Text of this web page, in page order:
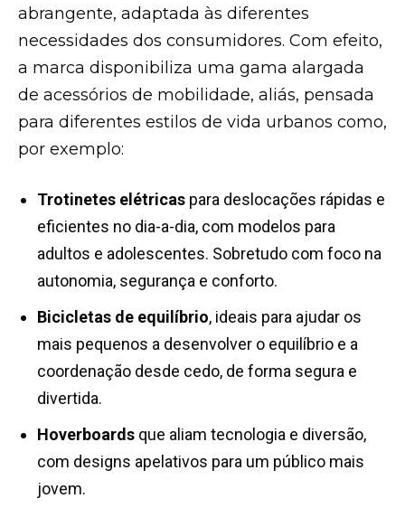
abrangente, adaptada às diferentes
necessidades dos consumidores. Com efeito,
a marca disponibiliza uma gama alargada
de acessórios de mobilidade, aliás, pensada
para diferentes estilos de vida urbanos como,
por exemplo:
Trotinetes elétricas para deslocações rápidas e
eficientes no dia-a-dia, com modelos para
adultos e adolescentes. Sobretudo com foco na
autonomia, segurança e conforto.
Bicicletas de equilíbrio, ideais para ajudar os
mais pequenos a desenvolver o equilíbrio e a
coordenação desde cedo, de forma segura e
divertida.
Hoverboards que aliam tecnologia e diversão,
com designs apelativos para um público mais
jovem.